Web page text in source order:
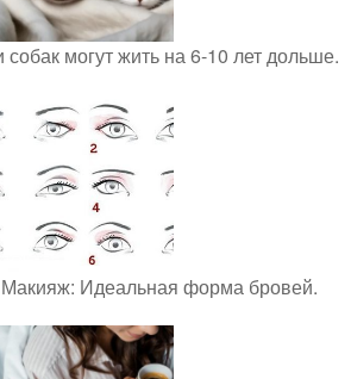
могут жить на 6-10 лет дольше.
Идеальная форма бровей.